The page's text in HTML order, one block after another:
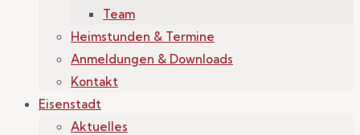
Team
Heimstunden & Termine
Anmeldungen & Downloads
Kontakt
Eisenstadt
Aktuelles